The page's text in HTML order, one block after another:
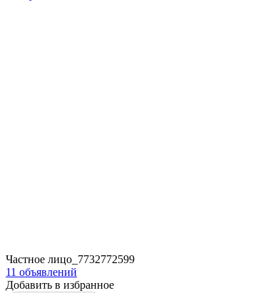
Частное лицо_7732772599
11 объявлений
Добавить в избранное